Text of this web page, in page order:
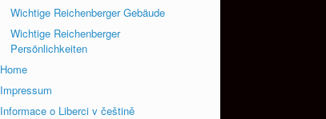
Wichtige Reichenberger Gebäude
Wichtige Reichenberger
Persönlichkeiten
Home
Impressum
Informace o Liberci v češtině